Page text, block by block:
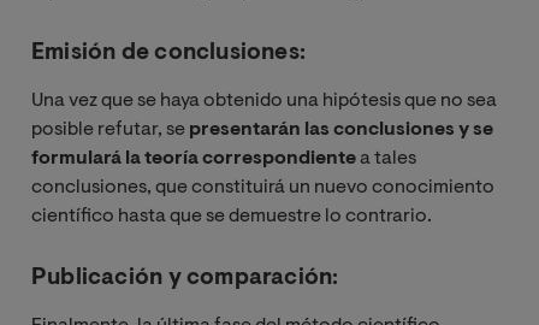
Emisión de conclusiones:
Una vez que se haya obtenido una hipótesis que no sea
posible refutar, se presentarán las conclusiones y se
formulará la teoría correspondientea tales
conclusiones, que constituirá un nuevo conocimiento
científico hasta que se demuestre lo contrario.
Publicación y comparación: